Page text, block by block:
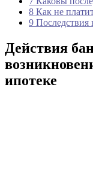
8 Как не
9 Последствия
Действия
ипотеке